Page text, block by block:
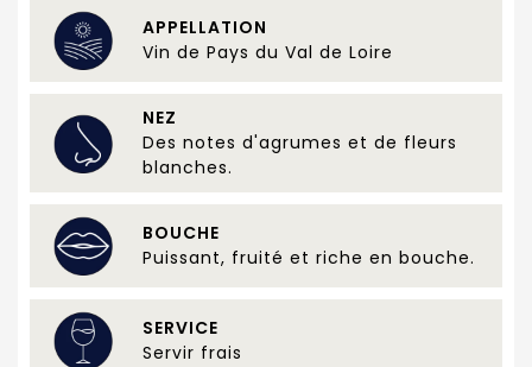
APPELLATION
Vin de Pays du Val de Loire
NEZ
Des notes d'agrumes et de fleurs
blanches.
BOUCHE
Puissant, fruité et riche en bouche.
SERVICE
Servir frais